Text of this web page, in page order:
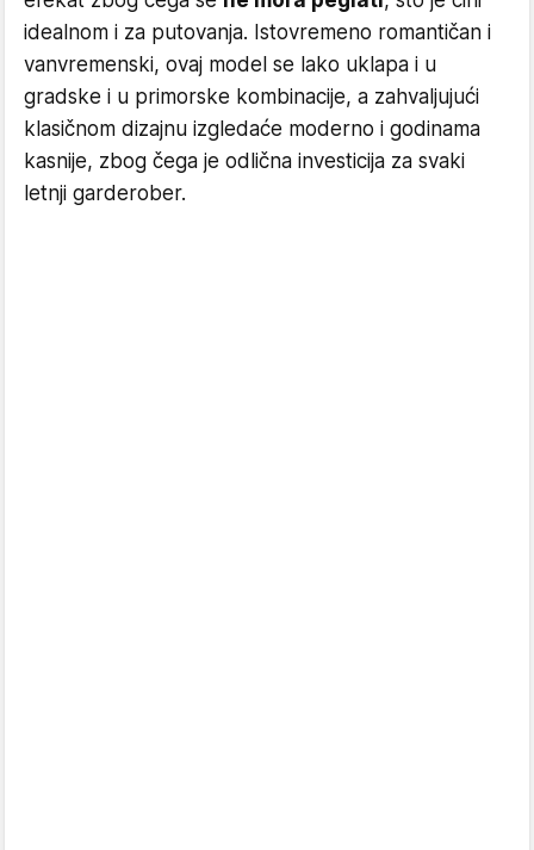
idealnom i za putovanja. Istovremeno romantičan i
vanvremenski, ovaj model se lako uklapa i u
gradske i u primorske kombinacije, a zahvaljujući
klasičnom dizajnu izgledaće moderno i godinama
kasnije, zbog čega je odlična investicija za svaki
letnji garderober.